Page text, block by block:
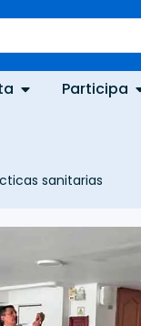
Participa
sanitarias